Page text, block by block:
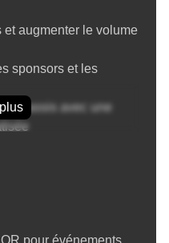
/ Famille /
entière
posées aux
paiement en
paiement
des billets par
augmenter le volume
sponsors et les
assis avec une
et les
et le sports :
de cartes-cadeaux
ou une billetterie